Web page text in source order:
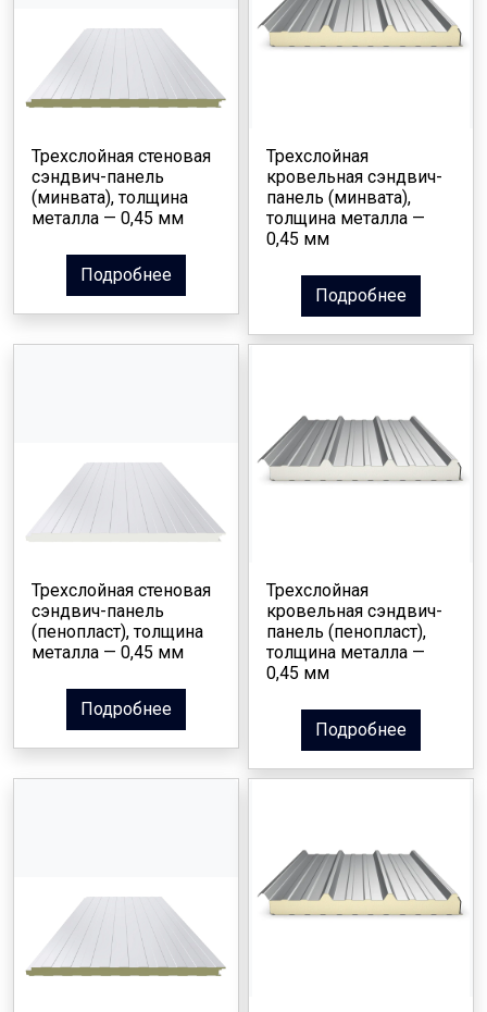
Трехслойная стеновая
сэндвич-панель
(минвата), толщина
металла — 0,45 мм
Подробнее
Трехслойная
кровельная сэндвич-
панель (минвата),
толщина металла —
0,45 мм
Подробнее
Трехслойная стеновая
сэндвич-панель
(пенопласт), толщина
металла — 0,45 мм
Подробнее
Трехслойная
кровельная сэндвич-
панель (пенопласт),
толщина металла —
0,45 мм
Подробнее